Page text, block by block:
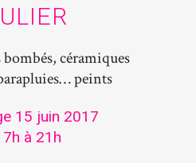
céramiques
peints
15 juin 2017
à 21h